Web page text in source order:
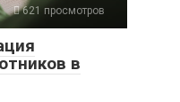
621 просмотров
в